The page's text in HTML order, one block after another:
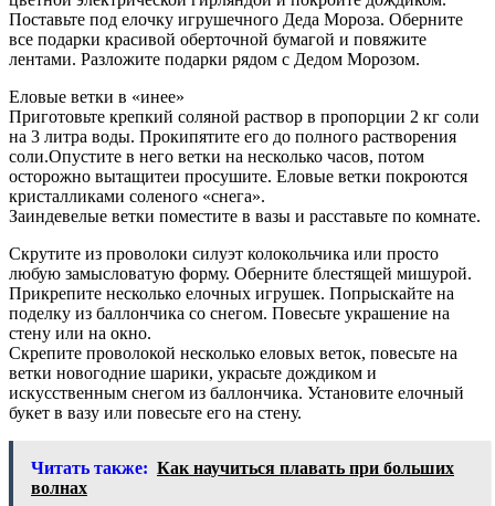
Поставьте под елочку игрушечного Деда Мороза. Оберните
все подарки красивой оберточной бумагой и повяжите
лентами. Разложите подарки рядом с Дедом Морозом.
Еловые ветки в «инее»
Приготовьте крепкий соляной раствор в пропорции 2 кг соли
на 3 литра воды. Прокипятите его до полного растворения
соли.Опустите в него ветки на несколько часов, потом
осторожно вытащитеи просушите. Еловые ветки покроются
кристалликами соленого «снега».
Заиндевелые ветки поместите в вазы и расставьте по комнате.
Скрутите из проволоки силуэт колокольчика или просто
любую замысловатую форму. Оберните блестящей мишурой.
Прикрепите несколько елочных игрушек. Попрыскайте на
поделку из баллончика со снегом. Повесьте украшение на
стену или на окно.
Скрепите проволокой несколько еловых веток, повесьте на
ветки новогодние шарики, украсьте дождиком и
искусственным снегом из баллончика. Установите елочный
букет в вазу или повесьте его на стену.
Читать также: Как научиться плавать при больших
волнах